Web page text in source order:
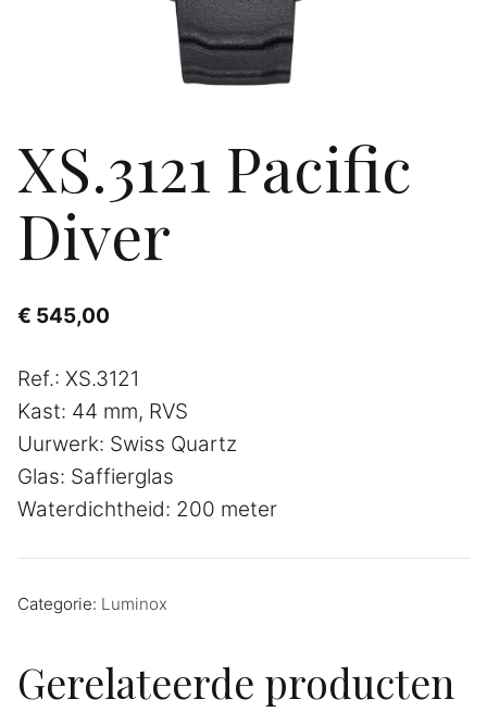
XS.3121 Pacific
Diver
€ 545,00
Ref.: XS.3121
Kast: 44 mm, RVS
Uurwerk: Swiss Quartz
Glas: Saffierglas
Waterdichtheid: 200 meter
Categorie: Luminox
Gerelateerde producten